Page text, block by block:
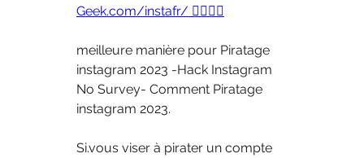
Geek.com/instafr/ 👈🏻👈🏻
meilleure manière pour Piratage
instagram 2023 -Hack Instagram
No Survey- Comment Piratage
instagram 2023.
Si.vous viser à pirater un compte